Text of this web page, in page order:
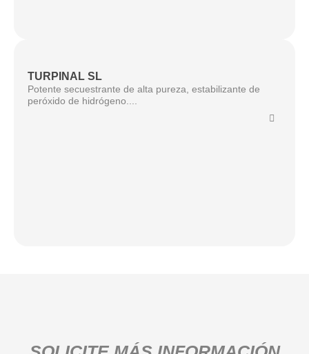
TURPINAL SL
Potente secuestrante de alta pureza, estabilizante de
peróxido de hidrógeno....